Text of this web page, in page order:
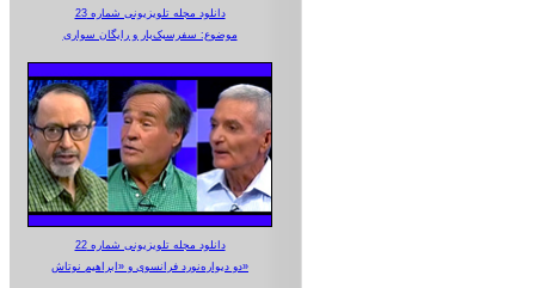
دانلود مجله تلویزیونی شماره 23
موضوع: سفرسبک‌بار و رایگان سواری
دانلود مجله تلویزیونی شماره 22
دو دیواره‌نورد فرانسوی و «ابراهیم نوتاش»